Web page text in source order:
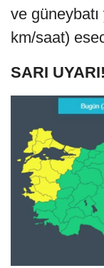
ve
km/saat)
SARI UYARI!